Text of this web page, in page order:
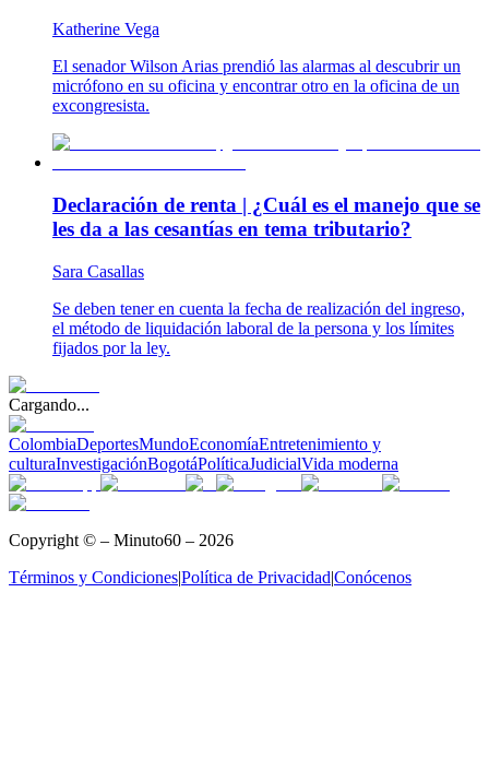
Katherine Vega
El senador Wilson Arias prendió las alarmas al descubrir un
micrófono en su oficina y encontrar otro en la oficina de un
excongresista.
Declaración de renta | ¿Cuál es el manejo que se
les da a las cesantías en tema tributario?
Sara Casallas
Se deben tener en cuenta la fecha de realización del ingreso,
el método de liquidación laboral de la persona y los límites
fijados por la ley.
Cargando...
ColombiaDeportesMundoEconomíaEntretenimiento y
culturaInvestigaciónBogotáPolíticaJudicialVida moderna
Copyright © – Minuto60 – 2026
Términos y Condiciones|Política de Privacidad|Conócenos